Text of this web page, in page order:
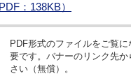
：138KB）
PDF形式のファイルをご覧
要です。バナーのリンク先
さい（無償）。